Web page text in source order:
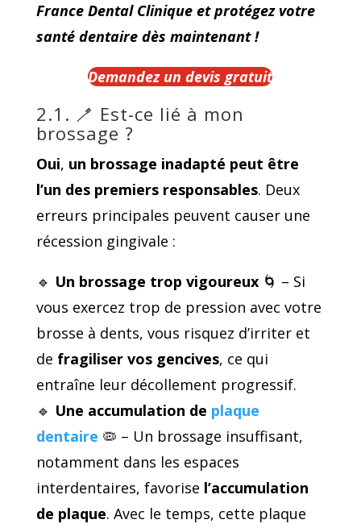
France Dental Clinique et protégez votre
santé dentaire dès maintenant !
Demandez un devis gratuit
2.1. 🪥 Est-ce lié à mon
brossage ?
Oui, un brossage inadapté peut être
l’un des premiers responsables. Deux
erreurs principales peuvent causer une
récession gingivale :
🔹 Un brossage trop vigoureux🌀 – Si
vous exercez trop de pression avec votre
brosse à dents, vous risquez d’irriter et
de fragiliser vos gencives, ce qui
entraîne leur décollement progressif.
🔹 Une accumulation de plaque
dentaire 🦠 – Un brossage insuffisant,
notamment dans les espaces
interdentaires, favorise l’accumulation
de plaque. Avec le temps, cette plaque